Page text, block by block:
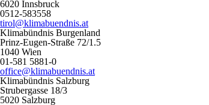
6020 Innsbruck
0512-583558
tirol@klimabuendnis.at
Klimabündnis Burgenland
Prinz-Eugen-Straße 72/1.5
1040 Wien
01-581 5881-0
office@klimabuendnis.at
Klimabündnis Salzburg
Strubergasse 18/3
5020 Salzburg